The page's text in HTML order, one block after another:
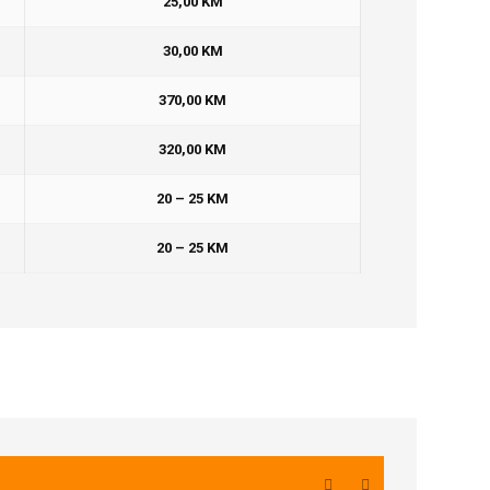
30,00 KM
370,00 KM
320,00 KM
20 – 25 KM
20 – 25 KM